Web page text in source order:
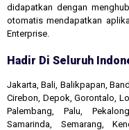
didapatkan dengan
otomatis mendapatkan
Enterprise.
Hadir Di Seluruh
Jakarta, Bali, Balikpapan,
Cirebon, Depok, Gorontalo,
Palembang, Palu,
Samarinda, Semarang,